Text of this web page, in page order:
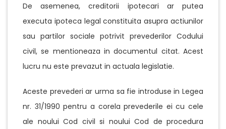
De asemenea, creditorii ipotecari ar putea
executa ipoteca legal constituita asupra actiunilor
sau partilor sociale potrivit prevederilor Codului
civil, se mentioneaza in documentul citat. Acest
lucru nu este prevazut in actuala legislatie.
Aceste prevederi ar urma sa fie introduse in Legea
nr. 31/1990 pentru a corela prevederile ei cu cele
ale noului Cod civil si noului Cod de procedura